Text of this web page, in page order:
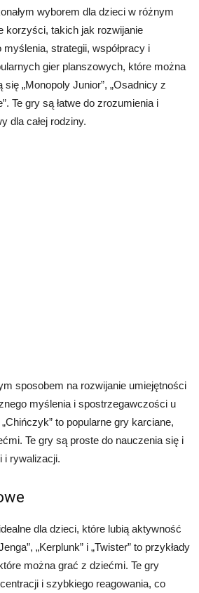
wyborem dla dzieci w różnym
korzyści, takich jak rozwijanie
strategii, współpracy i
gier planszowych, które można
„Monopoly Junior”, „Osadnicy z
Te gry są łatwe do zrozumienia i
dla całej rodziny.
sposobem na rozwijanie umiejętności
myślenia i spostrzegawczości u
„Chińczyk” to popularne gry karciane,
Te gry są proste do nauczenia się i
i rywalizacji.
dla dzieci, które lubią aktywność
„Kerplunk” i „Twister” to przykłady
można grać z dziećmi. Te gry
i szybkiego reagowania, co